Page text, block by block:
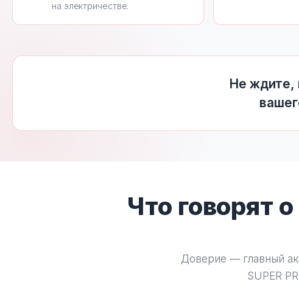
на электричестве.
Не ждите,
Что говорят
Доверие — главный
SUPER